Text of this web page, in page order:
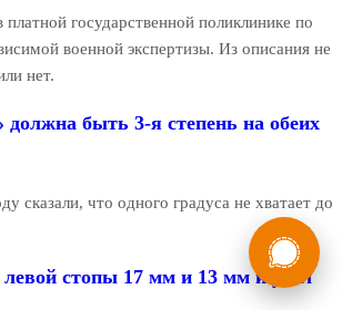
государственной поликлинике по
военной экспертизы. Из описания не
нет.
должна быть 3-я степень на обеих
сказали, что одного градуса не хватает до
стопы 17 мм и 13 мм и угол
8 (800) 775-35-89